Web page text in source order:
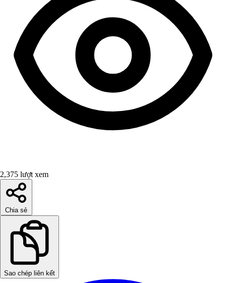
2,375 lượt xem
Chia sẻ
Sao chép liên kết